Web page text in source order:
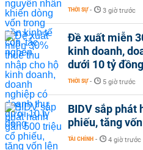
THỜI SỰ - 3 giờ trước
Đề xuất miễn
kinh doanh,
dưới 10 tỷ đồng
THỜI SỰ - 5 giờ trước
BIDV sắp phát
phiếu, tăng
TÀI CHÍNH - 4 giờ trước